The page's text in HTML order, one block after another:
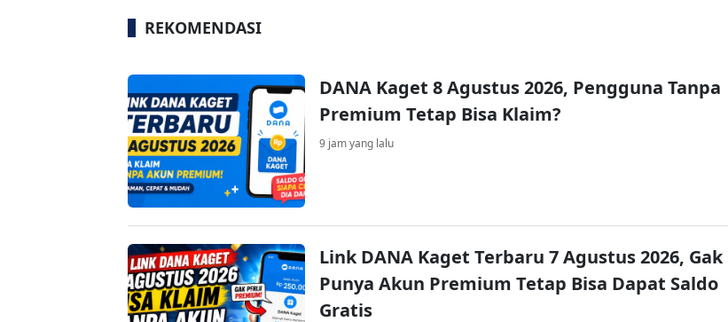
REKOMENDASI
DANA Kaget 8 Agustus 2026, Pengguna Tanpa
Premium Tetap Bisa Klaim?
9 jam yang lalu
Link DANA Kaget Terbaru 7 Agustus 2026, Gak
Punya Akun Premium Tetap Bisa Dapat Saldo
Gratis